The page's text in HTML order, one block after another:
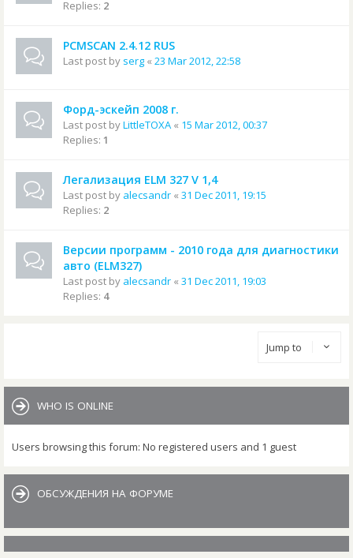
Replies: 2
PCMSCAN 2.4.12 RUS
Last post by serg « 23 Mar 2012, 22:58
Форд-эскейп 2008 г.
Last post byLittleTOXA « 15 Mar 2012, 00:37
Replies: 1
Легализация ELM 327 V 1,4
Last post by alecsandr « 31 Dec 2011, 19:15
Replies: 2
Версии программ - 2010 года для диагностики
авто (ELM327)
Last post by alecsandr « 31 Dec 2011, 19:03
Replies: 4
Jump to
WHO IS ONLINE
Users browsing this forum: No registered users and 1 guest
ОБСУЖДЕНИЯ НА ФОРУМЕ